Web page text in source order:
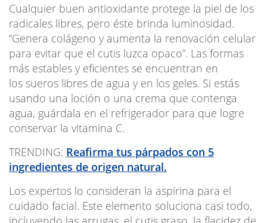
Cualquier buen antioxidante protege la piel de los
radicales libres, pero éste brinda luminosidad.
“Genera colágeno y aumenta la renovación celular
para evitar que el cutis luzca opaco”. Las formas
más estables y eficientes se encuentran en
los sueros libres de agua y en los geles. Si estás
usando una loción o una crema que contenga
agua, guárdala en el refrigerador para que logre
conservar la vitamina C.
TRENDING: Reafirma tus párpados con 5
ingredientes de origen natural.
Los expertos lo consideran la aspirina para el
cuidado facial. Este elemento soluciona casi todo,